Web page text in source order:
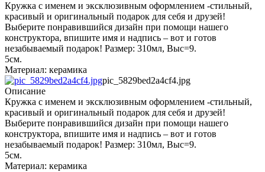
Кружка с именем и эксклюзивным оформлением -стильный,
красивый и оригинальный подарок для себя и друзей!
Выберите понравившийся дизайн при помощи нашего
конструктора, впишите имя и надпись – вот и готов
незабываемый подарок! Размер: 310мл, Выс=9.
5см.
Материал: керамика
pic_5829bed2a4cf4.jpg
Описание
Кружка с именем и эксклюзивным оформлением -стильный,
красивый и оригинальный подарок для себя и друзей!
Выберите понравившийся дизайн при помощи нашего
конструктора, впишите имя и надпись – вот и готов
незабываемый подарок! Размер: 310мл, Выс=9.
5см.
Материал: керамика